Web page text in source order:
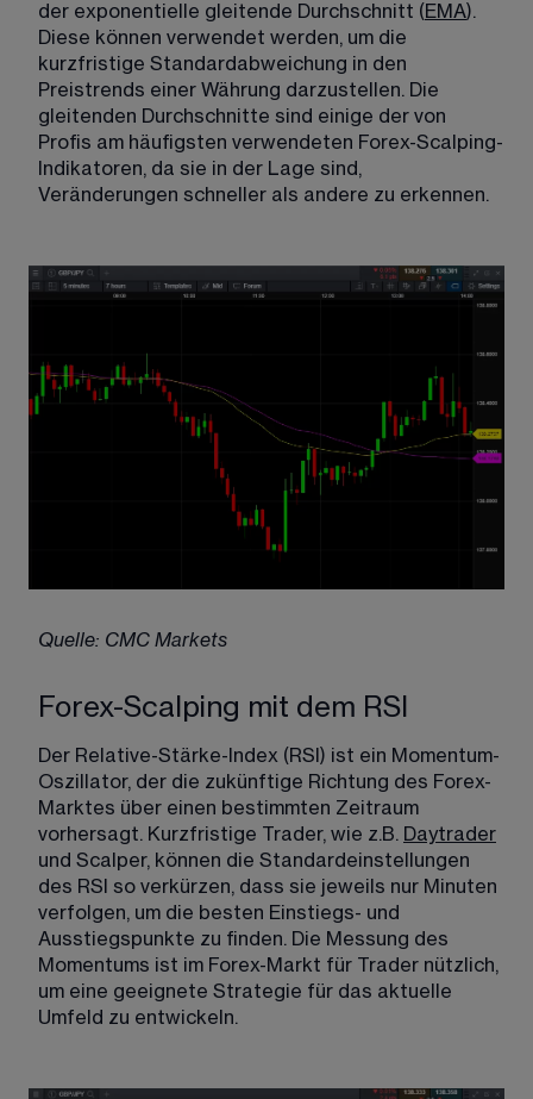
der exponentielle gleitende Durchschnitt (EMA).
Diese können verwendet werden, um die
kurzfristige Standardabweichung in den
Preistrends einer Währung darzustellen. Die
gleitenden Durchschnitte sind einige der von
Profis am häufigsten verwendeten Forex-Scalping-
Indikatoren, da sie in der Lage sind,
Veränderungen schneller als andere zu erkennen.
Quelle: CMC Markets
Forex-Scalping mit dem RSI
Der Relative-Stärke-Index (RSI) ist ein Momentum-
Oszillator, der die zukünftige Richtung des Forex-
Marktes über einen bestimmten Zeitraum
vorhersagt. Kurzfristige Trader, wie z.B. Daytrader
und Scalper, können die Standardeinstellungen
des RSI so verkürzen, dass sie jeweils nur Minuten
verfolgen, um die besten Einstiegs- und
Ausstiegspunkte zu finden. Die Messung des
Momentums ist im Forex-Markt für Trader nützlich,
um eine geeignete Strategie für das aktuelle
Umfeld zu entwickeln.